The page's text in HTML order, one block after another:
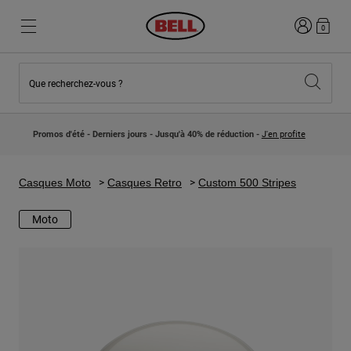
Nouveautés
Casques Motocross Enfant
Explorez Moto
Nouveautés
Lifestyle
Route et Gravel
Connexion
0
Que recherchez-vous ?
Promos d'été - Derniers jours - Jusqu'à 40% de réduction - J'en profite
Casques Moto Casques Retro Custom 500 Stripes
Moto